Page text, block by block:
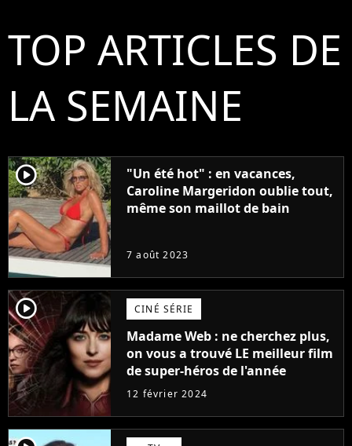
TOP ARTICLES DE
LA SEMAINE
player2
"Un été hot" : en vacances,
Caroline Margeridon oublie tout,
même son maillot de bain
7 août 2023
player2 CINÉ SÉRIE
Madame Web : ne cherchez plus,
on vous a trouvé LE meilleur film
de super-héros de l'année
12 février 2024